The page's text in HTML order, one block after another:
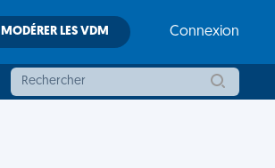
MODÉRER LES VDM Connexion